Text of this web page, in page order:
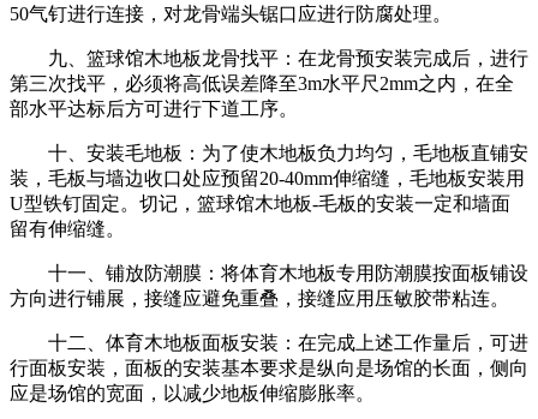
50气钉进行连接，对龙骨端头锯口应进行防腐处理。
九、篮球馆木地板龙骨找平：在龙骨预安装完成后，进行
第三次找平，必须将高低误差降至3m水平尺2mm之内，在全
部水平达标后方可进行下道工序。
十、安装毛地板：为了使木地板负力均匀，毛地板直铺安
装，毛板与墙边收口处应预留20-40mm伸缩缝，毛地板安装用
U型铁钉固定。切记，篮球馆木地板-毛板的安装一定和墙面
留有伸缩缝。
十一、铺放防潮膜：将体育木地板专用防潮膜按面板铺设
方向进行铺展，接缝应避免重叠，接缝应用压敏胶带粘连。
十二、体育木地板面板安装：在完成上述工作量后，可进
行面板安装，面板的安装基本要求是纵向是场馆的长面，侧向
应是场馆的宽面，以减少地板伸缩膨胀率。